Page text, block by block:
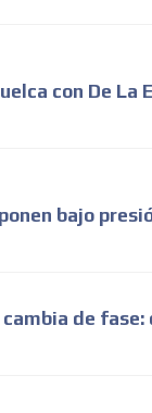
con De La
bajo
de